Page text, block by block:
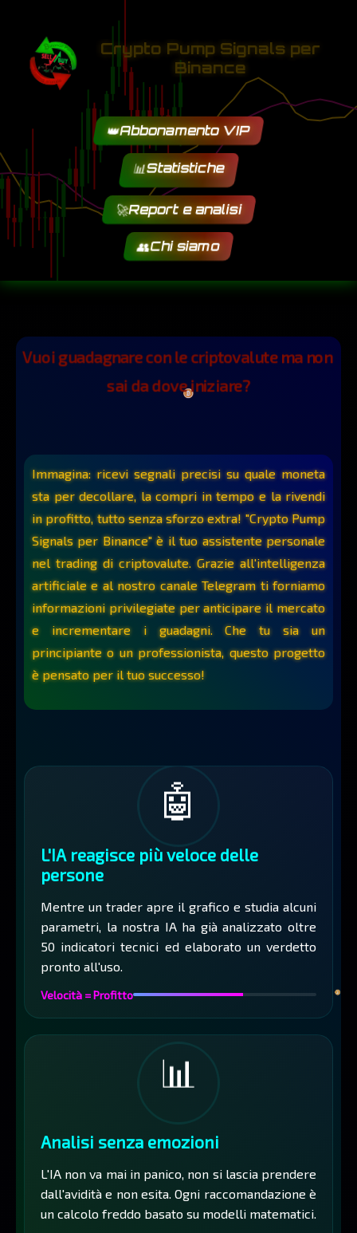
Crypto Pump Signals per
Binance
👑Abbonamento VIP
📊Statistiche
🚀Report e analisi
👥Chi siamo
Vuoi guadagnare con le criptovalute ma non
sai da dove iniziare?
Immagina: ricevi segnali precisi su quale moneta
sta per decollare, la compri in tempo e la rivendi
in profitto, tutto senza sforzo extra! "Crypto Pump
Signals per Binance" è il tuo assistente personale
nel trading di criptovalute. Grazie all'intelligenza
artificiale e al nostro canale Telegram ti forniamo
informazioni privilegiate per anticipare il mercato
e
incrementare i guadagni. Che tu sia
un
principiante o un professionista, questo progetto
è pensato per il tuo successo!
🤖
L'IA reagisce più veloce delle
persone
Mentre un trader apre il grafico e studia alcuni
parametri, la nostra IA ha già analizzato oltre
50 indicatori tecnici ed elaborato un verdetto
pronto all'uso.
Velocità = Profitto
📊
Analisi senza emozioni
L'IA non va mai in panico, non si lascia prendere
dall'avidità e non esita. Ogni raccomandazione è
un calcolo freddo basato su modelli matematici.